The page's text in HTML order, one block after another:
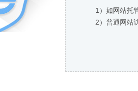
1）如网站托
2）普通网站